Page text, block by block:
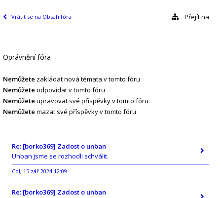
Vrátit se na Obsah fóra Přejít na
Oprávnění fóra
Nemůžete zakládat nová témata v tomto fóru
Nemůžete odpovídat v tomto fóru
Nemůžete upravovat své příspěvky v tomto fóru
Nemůžete mazat své příspěvky v tomto fóru
Re: [borko369] Zadost o unban
Unban jsme se rozhodli schválit.
Col, 15 zář 2024 12:09
Re: [borko369] Zadost o unban